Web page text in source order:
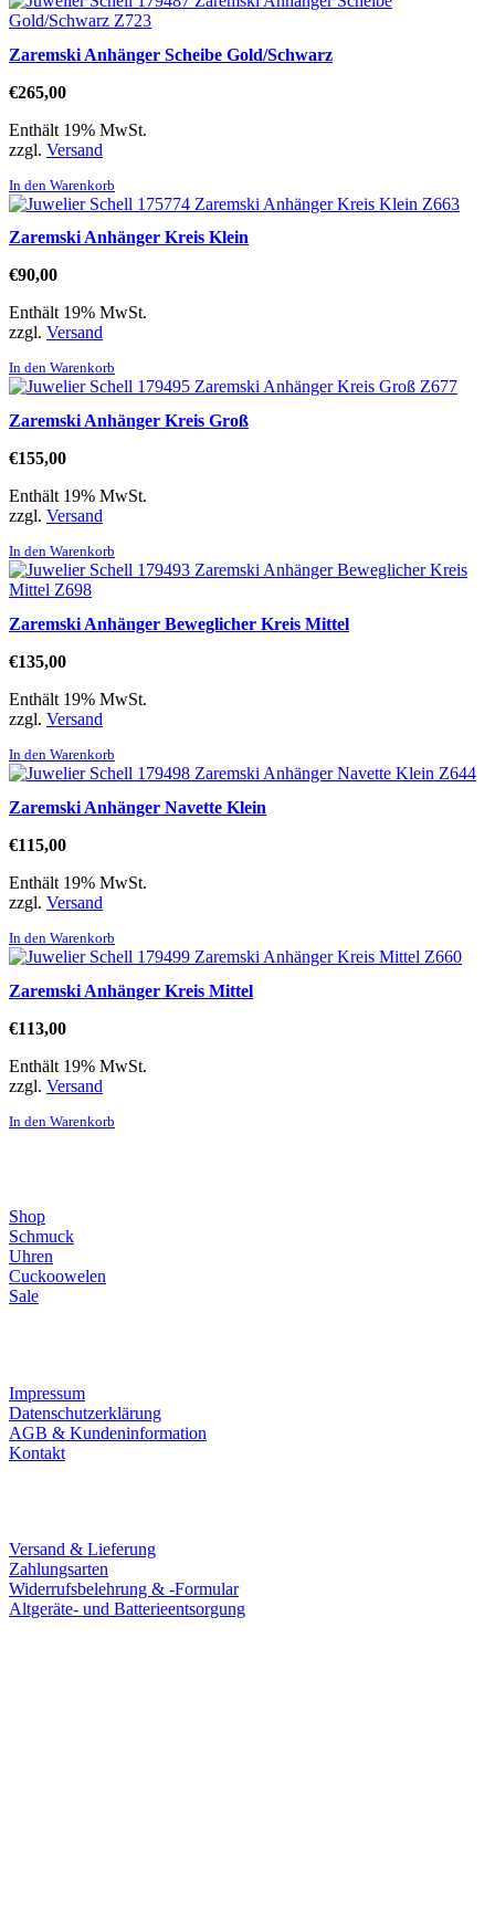
Zaremski Anhänger Scheibe Gold/Schwarz
€265,00
Enthält 19% MwSt.
zzgl. Versand
In den Warenkorb
Zaremski Anhänger Kreis Klein
€90,00
Enthält 19% MwSt.
zzgl. Versand
In den Warenkorb
Zaremski Anhänger Kreis Groß
€155,00
Enthält 19% MwSt.
zzgl. Versand
In den Warenkorb
Zaremski Anhänger Beweglicher Kreis Mittel
€135,00
Enthält 19% MwSt.
zzgl. Versand
In den Warenkorb
Zaremski Anhänger Navette Klein
€115,00
Enthält 19% MwSt.
zzgl. Versand
In den Warenkorb
Zaremski Anhänger Kreis Mittel
€113,00
Enthält 19% MwSt.
zzgl. Versand
In den Warenkorb
Shop
Schmuck
Uhren
Cuckoowelen
Sale
Impressum
Datenschutzerklärung
AGB & Kundeninformation
Kontakt
Versand & Lieferung
Zahlungsarten
Widerrufsbelehrung & -Formular
Altgeräte- und Batterieentsorgung